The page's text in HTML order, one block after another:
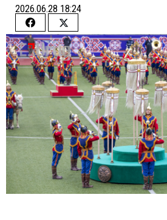
2026.06.28 18:24
Share
on
Facebook
Share
on
Twitter